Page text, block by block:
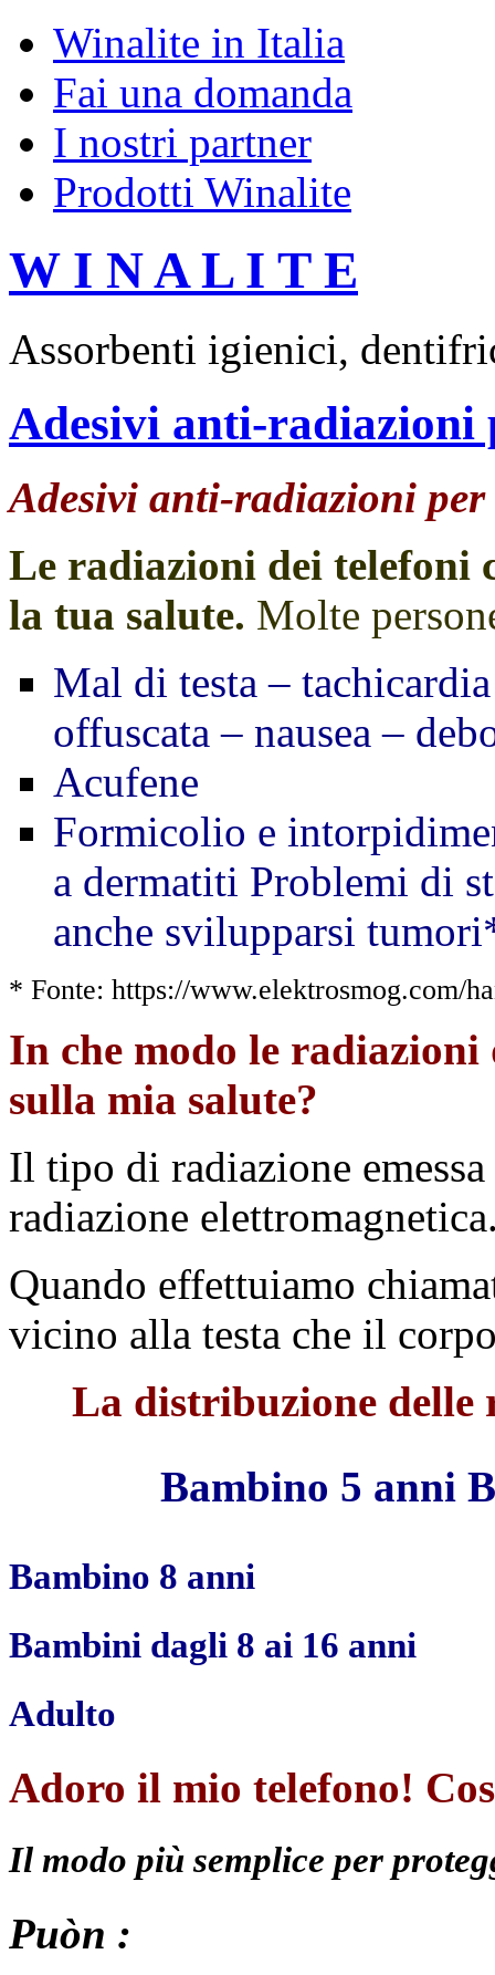
Winalite in Italia
Fai una domanda
I nostri partner
Prodotti Winalite
W I N A L I T E
Assorbenti igienici,
Adesivi anti-radiazioni
Adesivi anti-radiazioni
Le radiazioni dei telefoni
la tua salute. Molte
Mal di testa –
offuscata – nausea –
Acufene
Formicolio e
a dermatiti Problemi di
anche svilupparsi
* Fonte: https://www.elektrosmog.com/
In che modo le
sulla mia salute?
Il tipo di radiazione
radiazione
Quando effettuiamo
vicino alla testa che il
La distribuzione delle
Bambino 5 anni
Bambino 8 anni
Bambini dagli 8 ai 16 anni
Adulto
Adoro il mio telefono!
Il modo più semplice per
Puòn :